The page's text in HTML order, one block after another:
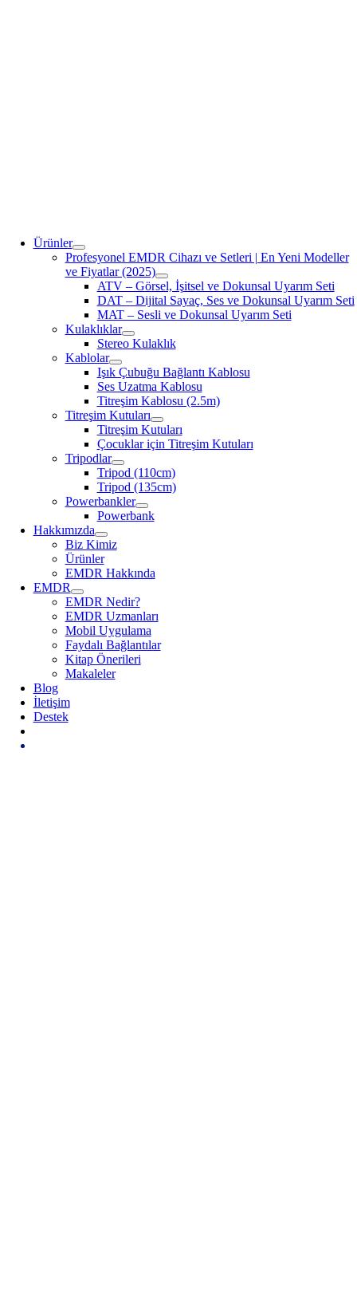
Ürünler
Profesyonel EMDR Cihazı ve Setleri | En Yeni Modeller
ve Fiyatlar (2025)
ATV – Görsel, İşitsel ve Dokunsal Uyarım Seti
DAT – Dijital Sayaç, Ses ve Dokunsal Uyarım Seti
MAT – Sesli ve Dokunsal Uyarım Seti
Kulaklıklar
Stereo Kulaklık
Kablolar
Işık Çubuğu Bağlantı Kablosu
Ses Uzatma Kablosu
Titreşim Kablosu (2.5m)
Titreşim Kutuları
Titreşim Kutuları
Çocuklar için Titreşim Kutuları
Tripodlar
Tripod (110cm)
Tripod (135cm)
Powerbankler
Powerbank
Hakkımızda
Biz Kimiz
Ürünler
EMDR Hakkında
EMDR
EMDR Nedir?
EMDR Uzmanları
Mobil Uygulama
Faydalı Bağlantılar
Kitap Önerileri
Makaleler
Blog
İletişim
Destek